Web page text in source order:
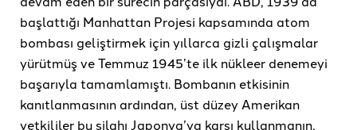
başlattığı Manhattan Projesi kapsamında atom
bombası geliştirmek için yıllarca gizli çalışmalar
yürütmüş ve Temmuz 1945’te ilk nükleer denemeyi
başarıyla tamamlamıştı. Bombanın etkisinin
kanıtlanmasının ardından, üst düzey Amerikan
yetkililer bu silahı Japonya’ya karşı kullanmanın,